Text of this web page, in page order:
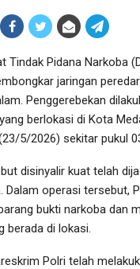
Tindak Pidana Narkoba
jaringan
Penggerebekan
berlokasi di Kota
5/2026) sekitar pukul
disinyalir kuat telah
Dalam operasi tersebut,
bukti narkoba dan
berada di lokasi.
Polri telah